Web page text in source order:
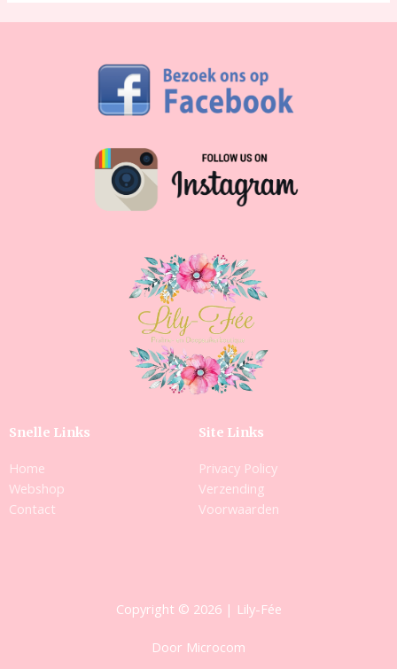
Snelle Links
Home
Webshop
Contact
Site Links
Privacy Policy
Verzending
Voorwaarden
Copyright © 2026 | Lily-Fée
Door Microcom